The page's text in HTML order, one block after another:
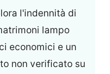
l'indennità di
lampo
economici e un
non verificato su